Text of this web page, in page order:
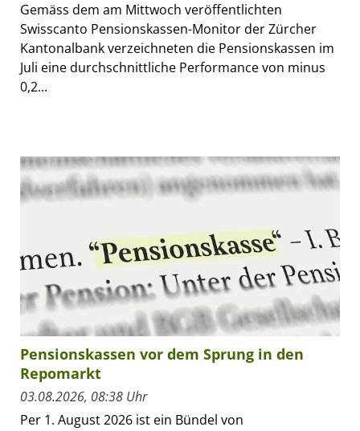
Gemäss dem am Mittwoch veröffentlichten
Swisscanto Pensionskassen-Monitor der Zürcher
Kantonalbank verzeichneten die Pensionskassen im
Juli eine durchschnittliche Performance von minus
0,2...
Pensionskassen vor dem Sprung in den
Repomarkt
03.08.2026, 08:38 Uhr
Per 1. August 2026 ist ein Bündel von